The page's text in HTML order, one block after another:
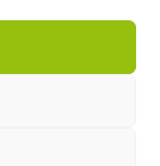
S.L.